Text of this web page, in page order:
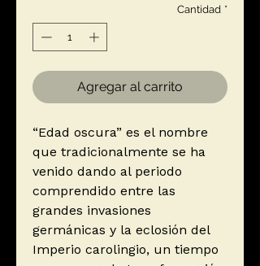
Cantidad *
Agregar al carrito
“Edad oscura” es el nombre
que tradicionalmente se ha
venido dando al periodo
comprendido entre las
grandes invasiones
germánicas y la eclosión del
Imperio carolingio, un tiempo